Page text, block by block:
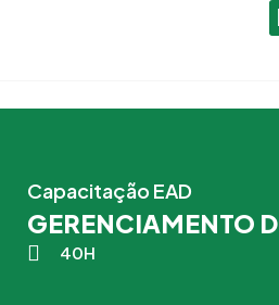
Capacitação EAD
GERENCIAMENTO
40H